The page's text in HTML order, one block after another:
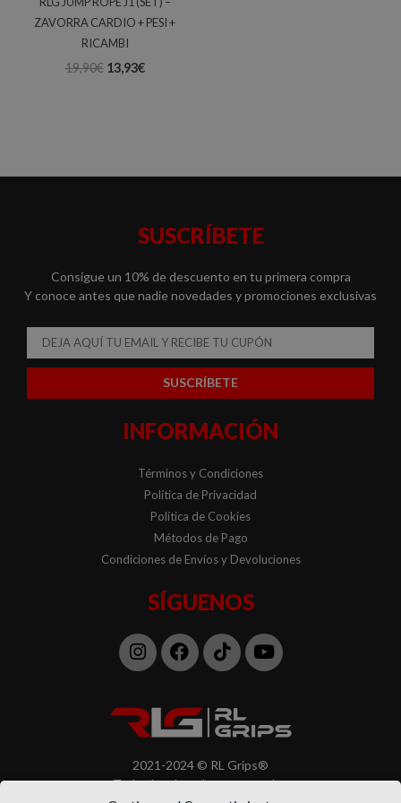
ZAVORRA CARDIO + PESI +
RICAMBI
19,90€ 13,93€
2021-2024 © RL Grips®
Todos los derechos reservados
SÍGUENOS
Instagram
Facebook
TiktokYoutube
INFORMACIÓN
Términos y Condiciones
Política de Privacidad
Política de Cookies
Métodos de Pago
Condiciones de Envíos y Devoluciones
SUSCRÍBETE
Consigue un 10% de descuento en tu primera compra
Y conoce antes que nadie novedades y promociones exclusivas
SUSCRÍBETE